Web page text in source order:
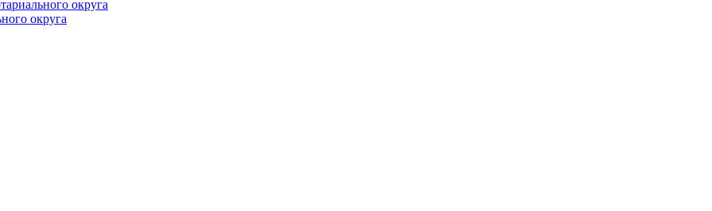
округа
округа